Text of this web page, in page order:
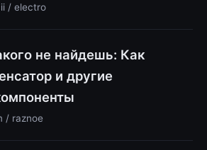
/ electro
не найдешь: Как
и другие
/ raznoe